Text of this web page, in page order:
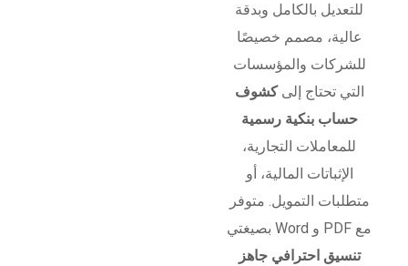
للتعديل بالكامل وبدقة
عالية، مصمم خصيصًا
للشركات والمؤسسات
التي تحتاج إلىكشوف
حساب بنكية رسمية
للمعاملات التجارية،
الإثباتات المالية، أو
متطلبات التمويل. متوفر
بصيغتي Word و PDF مع
تنسيق احترافي جاهز